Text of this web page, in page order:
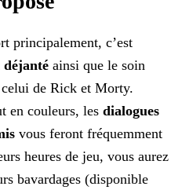
principalement, c’est
ainsi que le soin
de Rick et Morty.
en couleurs, les dialogues
vous feront fréquemment
heures de jeu, vous aurez
bavardages (disponible